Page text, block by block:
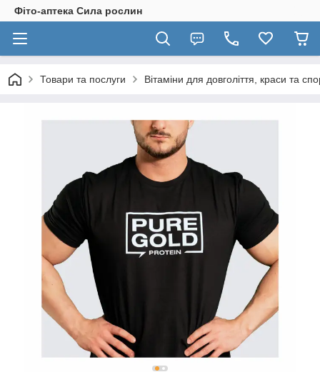
Фіто-аптека Сила рослин
Товари та послуги Вітаміни для довголіття, краси та